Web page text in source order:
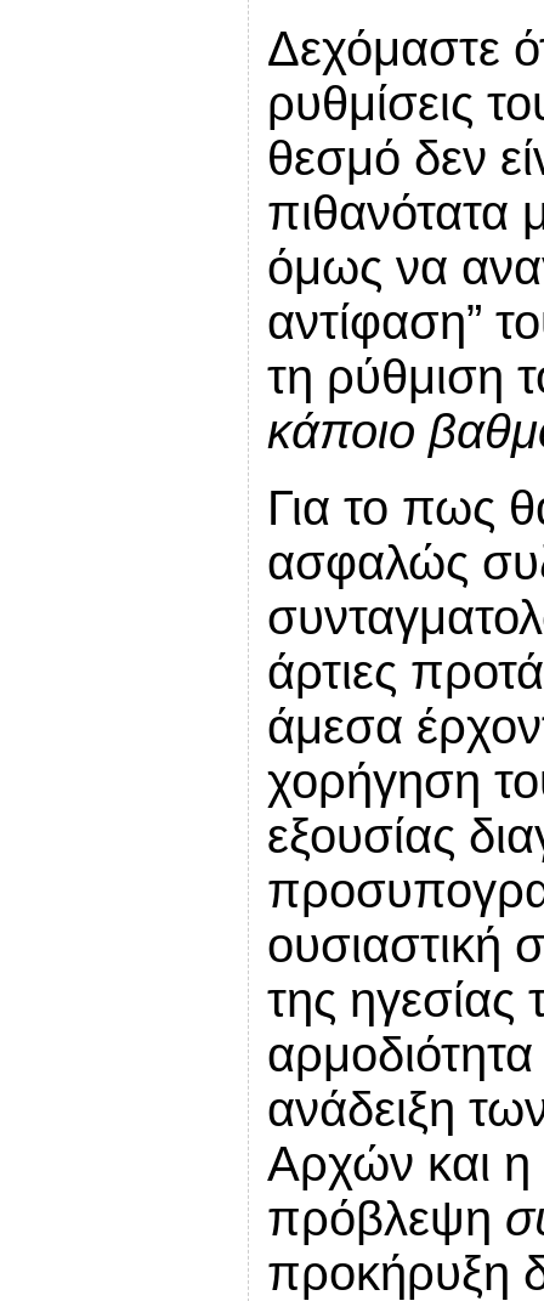
Δεχόμαστε
ρυθμίσεις
θεσμό δεν
πιθανότατα
όμως να
αντίφαση”
τη ρύθμιση
κάποιο
Για το πως
ασφαλώς
άρτιες
άμεσα
χορήγηση
εξουσίας
ουσιαστική
της ηγεσίας
ανάδειξη
Αρχών και η
πρόβλεψη
προκήρυξη